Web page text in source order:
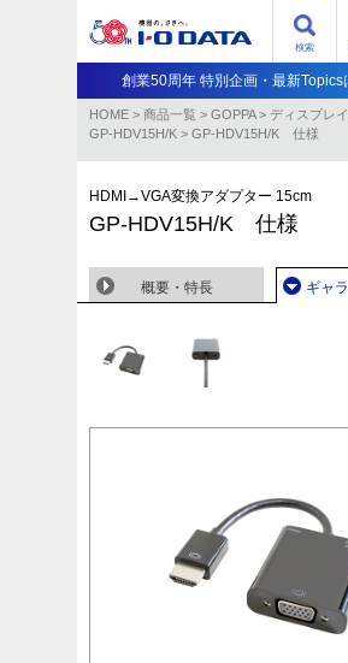
検索
創業50周年 特別企画・最新Topics
HOME > 商品一覧 > GOPPA> ディスプレ
GP-HDV15H/K > GP-HDV15H/K 仕様
HDMI→VGA変換アダプター 15cm
GP-HDV15H/K 仕様
概要・特長 ギャ